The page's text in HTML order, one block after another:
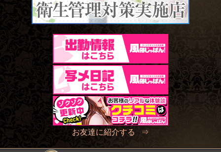
お友達に紹介する ⇒